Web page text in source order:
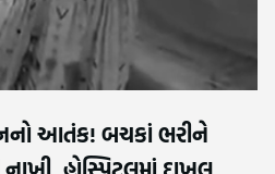
આતંક! બચકાં ભરીને